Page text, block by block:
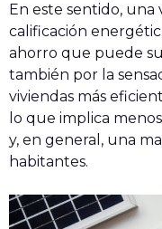
En este sentido,
calificación
ahorro que puede
también por la
viviendas más
lo que implica
y, en general, una
habitantes.